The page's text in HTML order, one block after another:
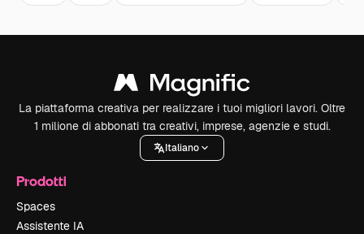
La piattaforma creativa per realizzare i tuoi migliori lavori. Oltre
1 milione di abbonati tra creativi, imprese, agenzie e studi.
Italiano
Prodotti
Spaces
Assistente IA